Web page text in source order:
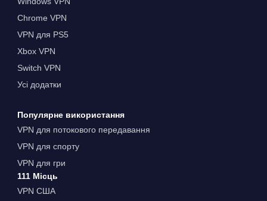
Chrome VPN
VPN для PS5
Xbox VPN
Switch VPN
Усі додатки
Популярне використання
VPN для потокового передавання
VPN для спорту
VPN для гри
111 Місць
VPN США